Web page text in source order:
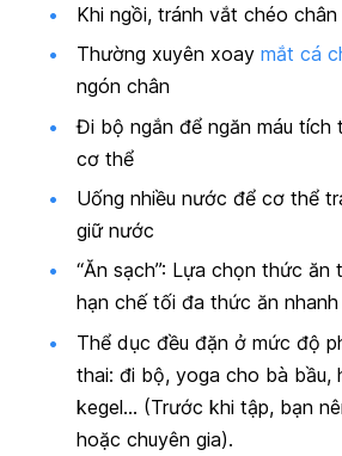
Khi ngồi, tránh vắt chéo chân
Thường xuyên xoay mắt cá
ngón chân
Đi bộ ngắn để ngăn máu tích
cơ thể
Uống nhiều nước để cơ thể
giữ nước
“Ăn sạch”: Lựa chọn thức
hạn chế tối đa thức ăn nhanh
Thể dục đều đặn ở mức độ
thai: đi bộ, yoga cho bà bầu,
kegel… (Trước khi tập, bạn
hoặc chuyên gia).